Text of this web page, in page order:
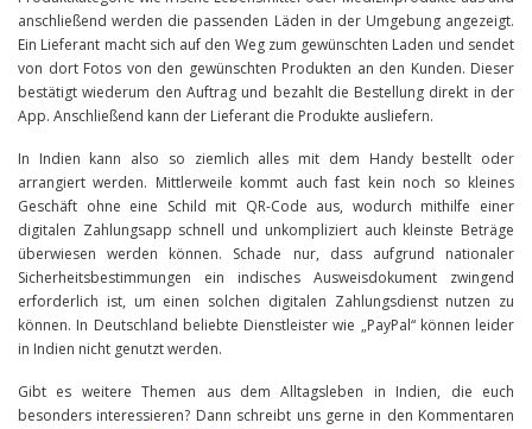
anschließend werden die passenden Läden in der Umgebung angezeigt.
Ein Lieferant macht sich auf den Weg zum gewünschten Laden und sendet
von dort Fotos von den gewünschten Produkten an den Kunden. Dieser
bestätigt wiederum den Auftrag und bezahlt die Bestellung direkt in der
App. Anschließend kann der Lieferant die Produkte ausliefern.
In Indien kann also so ziemlich alles mit dem Handy bestellt oder
arrangiert werden. Mittlerweile kommt auch fast kein noch so kleines
Geschäft ohne eine Schild mit QR-Code aus, wodurch mithilfe einer
digitalen Zahlungsapp schnell und unkompliziert auch kleinste Beträge
überwiesen werden können. Schade nur, dass aufgrund nationaler
Sicherheitsbestimmungen ein indisches Ausweisdokument zwingend
erforderlich ist, um einen solchen digitalen Zahlungsdienst nutzen zu
können. In Deutschland beliebte Dienstleister wie „PayPal“ können leider
in Indien nicht genutzt werden.
Gibt es weitere Themen aus dem Alltagsleben in Indien, die euch
besonders interessieren? Dann schreibt uns gerne in den Kommentaren